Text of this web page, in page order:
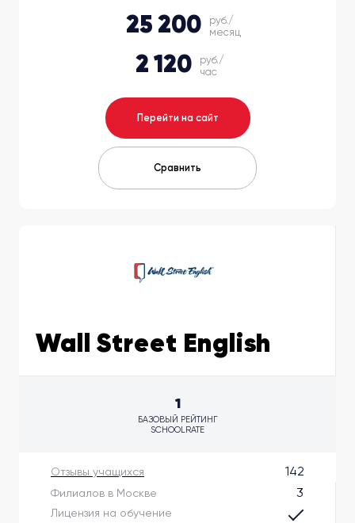
25 200
руб./
месяц
2 120
руб./
час
Перейти на сайт
Сравнить
Wall Street English
Отзывы учащихся 142
Филиалов в Москве 3
Лицензия на обучение
1
БАЗОВЫЙ РЕЙТИНГ
SCHOOLRATE